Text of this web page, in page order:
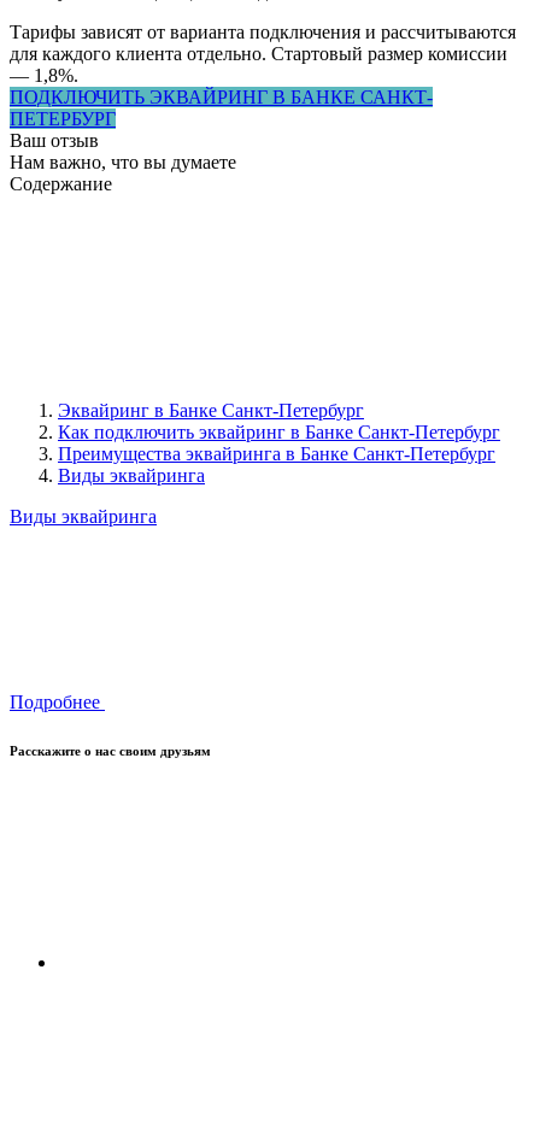
Тарифы зависят от варианта подключения и рассчитываются
для каждого клиента отдельно. Стартовый размер комиссии
— 1,8%.
ПОДКЛЮЧИТЬ ЭКВАЙРИНГ В БАНКЕ САНКТ-
ПЕТЕРБУРГ
Ваш отзыв
Нам важно, что вы думаете
Содержание
Эквайринг в Банке Санкт-Петербург
Как подключить эквайринг в Банке Санкт-Петербург
Преимущества эквайринга в Банке Санкт-Петербург
Виды эквайринга
Виды эквайринга
Подробнее
Расскажите о нас своим друзьям